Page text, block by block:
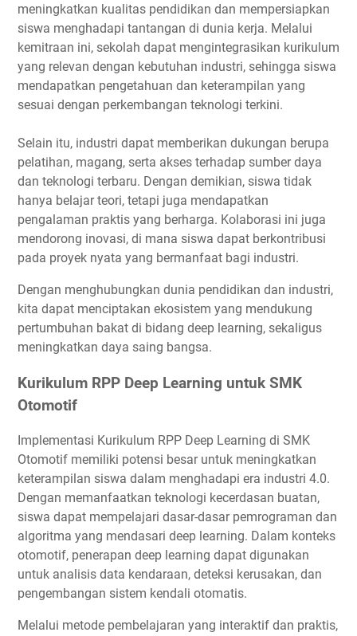
meningkatkan kualitas pendidikan dan mempersiapkan
siswa menghadapi tantangan di dunia kerja. Melalui
kemitraan ini, sekolah dapat mengintegrasikan kurikulum
yang relevan dengan kebutuhan industri, sehingga siswa
mendapatkan pengetahuan dan keterampilan yang
sesuai dengan perkembangan teknologi terkini.
Selain itu, industri dapat memberikan dukungan berupa
pelatihan, magang, serta akses terhadap sumber daya
dan teknologi terbaru. Dengan demikian, siswa tidak
hanya belajar teori, tetapi juga mendapatkan
pengalaman praktis yang berharga. Kolaborasi ini juga
mendorong inovasi, di mana siswa dapat berkontribusi
pada proyek nyata yang bermanfaat bagi industri.
Dengan menghubungkan dunia pendidikan dan industri,
kita dapat menciptakan ekosistem yang mendukung
pertumbuhan bakat di bidang deep learning, sekaligus
meningkatkan daya saing bangsa.
Kurikulum RPP Deep Learning untuk SMK
Otomotif
Implementasi Kurikulum RPP Deep Learning di SMK
Otomotif memiliki potensi besar untuk meningkatkan
keterampilan siswa dalam menghadapi era industri 4.0.
Dengan memanfaatkan teknologi kecerdasan buatan,
siswa dapat mempelajari dasar-dasar pemrograman dan
algoritma yang mendasari deep learning. Dalam konteks
otomotif, penerapan deep learning dapat digunakan
untuk analisis data kendaraan, deteksi kerusakan, dan
pengembangan sistem kendali otomatis.
Melalui metode pembelajaran yang interaktif dan praktis,